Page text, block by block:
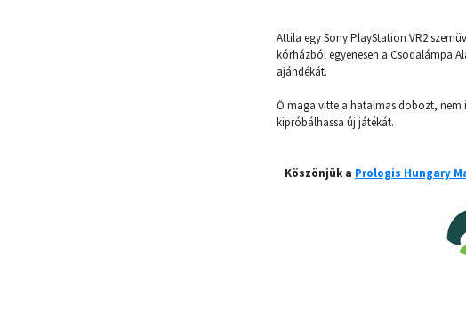
Attila egy Sony PlayStation VR2
kórházból egyenesen a Csodalámpa
ajándékát.
Ő maga vitte a hatalmas dobozt, nem
kipróbálhassa új játékát.
Köszönjük a Prologis Hungary